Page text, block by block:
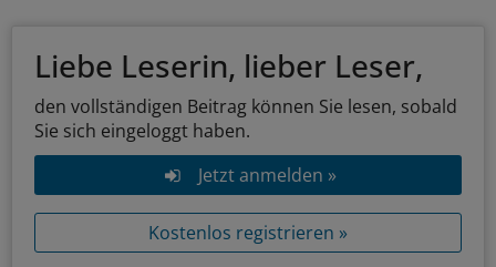
Liebe Leserin, lieber Leser,
den vollständigen Beitrag können Sie lesen, sobald
Sie sich eingeloggt haben.
Jetzt anmelden »
Kostenlos registrieren »